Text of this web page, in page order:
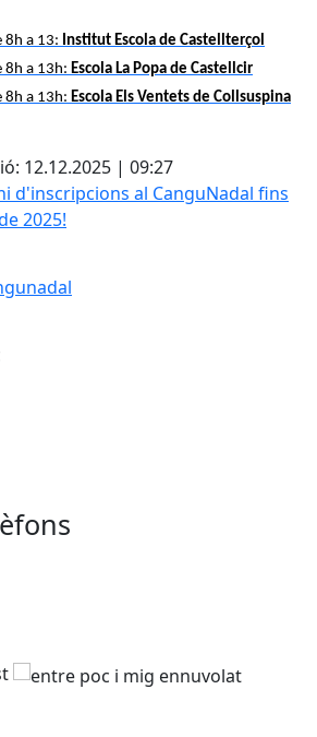
8h a 13: Institut Escola de Castellterçol
8h a 13h: Escola La Popa de Castellcir
8h a 13h: Escola Els Ventets de Collsuspina
12.12.2025 | 09:27
al CanguNadal fins al